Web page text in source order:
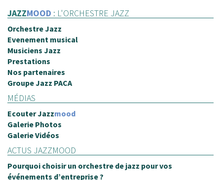
JAZZMOOD : L'ORCHESTRE JAZZ
Orchestre Jazz
Evenement musical
Musiciens Jazz
Prestations
Nos partenaires
Groupe Jazz PACA
MÉDIAS
EcouterJazzmood
Galerie Photos
Galerie Vidéos
ACTUS JAZZMOOD
Pourquoi choisir un orchestre de jazz pour vos
événements d’entreprise ?